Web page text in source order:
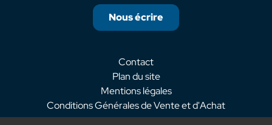
Nous écrire
Contact
Plan du site
Mentions légales
Conditions Générales de Vente et d'Achat